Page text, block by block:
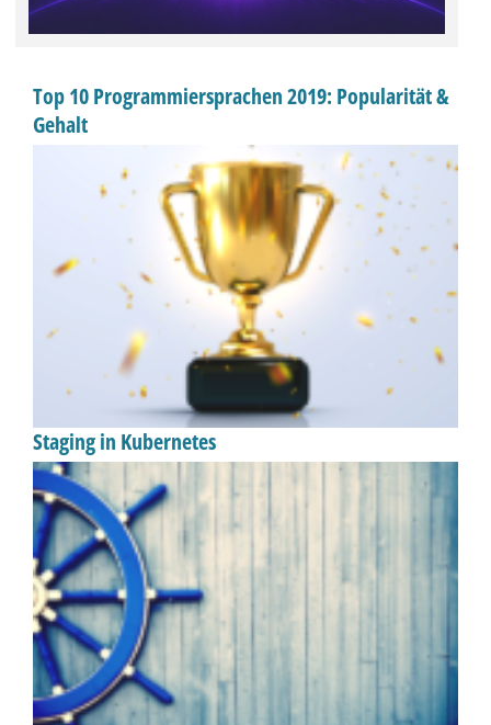
Top 10 Programmiersprachen 2019: Popularität &
Gehalt
Staging in Kubernetes